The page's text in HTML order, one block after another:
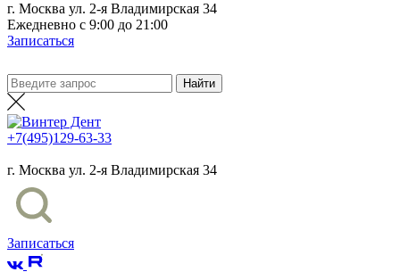
г. Москва ул. 2-я Владимирская 34
Ежедневно с 9:00 до 21:00
Записаться
+7(495)129-63-33
г. Москва ул. 2-я Владимирская 34
Записаться